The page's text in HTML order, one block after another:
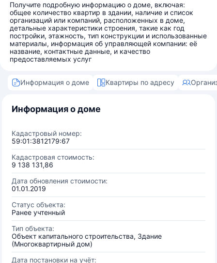
Получите подробную информацию о доме, включая:
общее количество квартир в здании, наличие и список
организаций или компаний, расположенных в доме,
детальные характеристики строения, такие как год
постройки, этажность, тип конструкции и использованные
материалы, информация об управляющей компании: её
название, контактные данные, и качество
предоставляемых услуг
Информация о доме Квартиры по адресу
Информация о доме
Кадастровый номер:
59:01:3812179:67
Кадастровая стоимость:
9 138 131,86
Дата обновления стоимости:
01.01.2019
Статус объекта:
Ранее учтенный
Тип объекта:
Объект капитального строительства, Здание
(Многоквартирный дом)
Дата постановки на учёт: